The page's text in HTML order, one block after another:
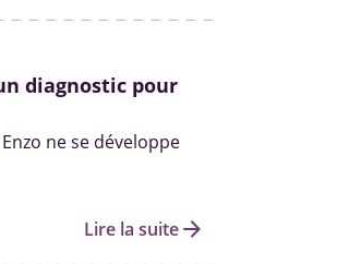
diagnostic pour
ne se développe
Lire la suitearrow_forward